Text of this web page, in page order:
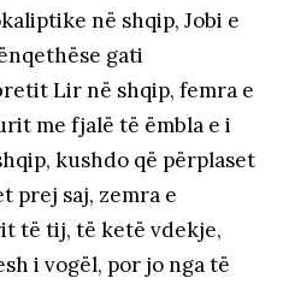
në shqip, Jobi e
gati
Lir në shqip, femra e
me fjalë të ëmbla e i
kushdo që përplaset
prej saj, zemra e
të tij, të ketë vdekje,
i vogël, por jo nga të